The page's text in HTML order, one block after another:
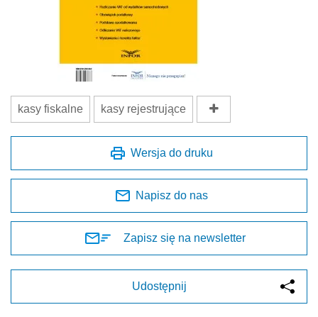
kasy fiskalne kasy rejestrujące
Wersja do druku
Napisz do nas
Zapisz się na newsletter
Udostępnij